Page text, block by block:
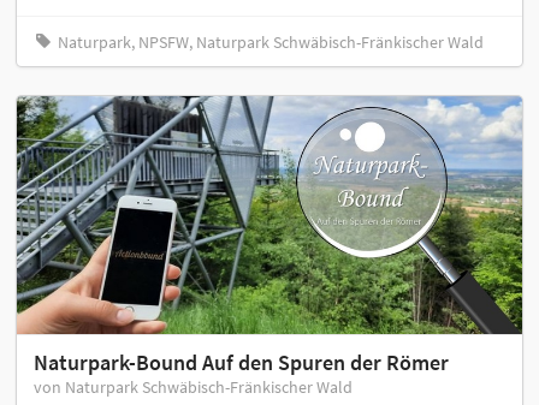
Naturpark, NPSFW, Naturpark Schwäbisch-Fränkischer Wald
Naturpark-Bound Auf den Spuren der Römer
von Naturpark Schwäbisch-Fränkischer Wald